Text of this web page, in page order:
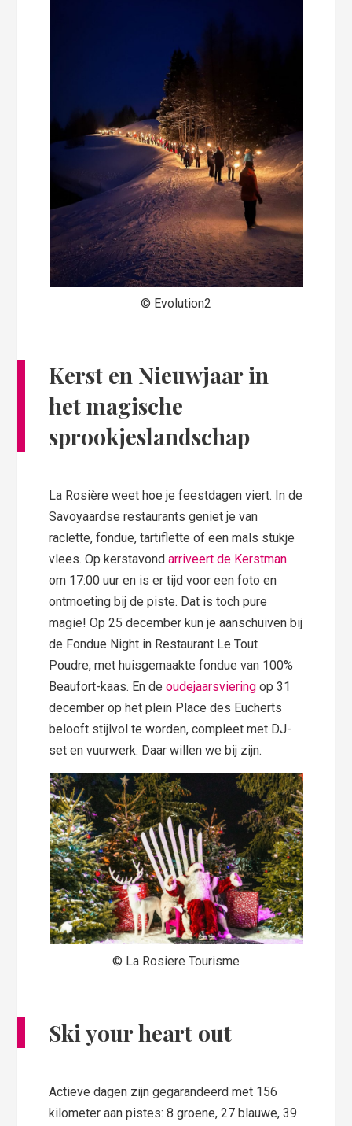
© Evolution2
Kerst en Nieuwjaar in
het magische
sprookjeslandschap
La Rosière weet hoe je feestdagen viert. In de
Savoyaardse restaurants geniet je van
raclette, fondue, tartiflette of een mals stukje
vlees. Op kerstavondarriveert de Kerstman
om 17:00 uur en is er tijd voor een foto en
ontmoeting bij de piste. Dat is toch pure
magie! Op 25 december kun je aanschuiven bij
de Fondue Night in Restaurant Le Tout
Poudre, met huisgemaakte fondue van 100%
Beaufort-kaas. En deoudejaarsviering op 31
december op het plein Place des Eucherts
belooft stijlvol te worden, compleet met DJ-
set en vuurwerk. Daar willen we bij zijn.
© La Rosiere Tourisme
Ski your heart out
Actieve dagen zijn gegarandeerd met 156
kilometer aan pistes: 8 groene, 27 blauwe, 39